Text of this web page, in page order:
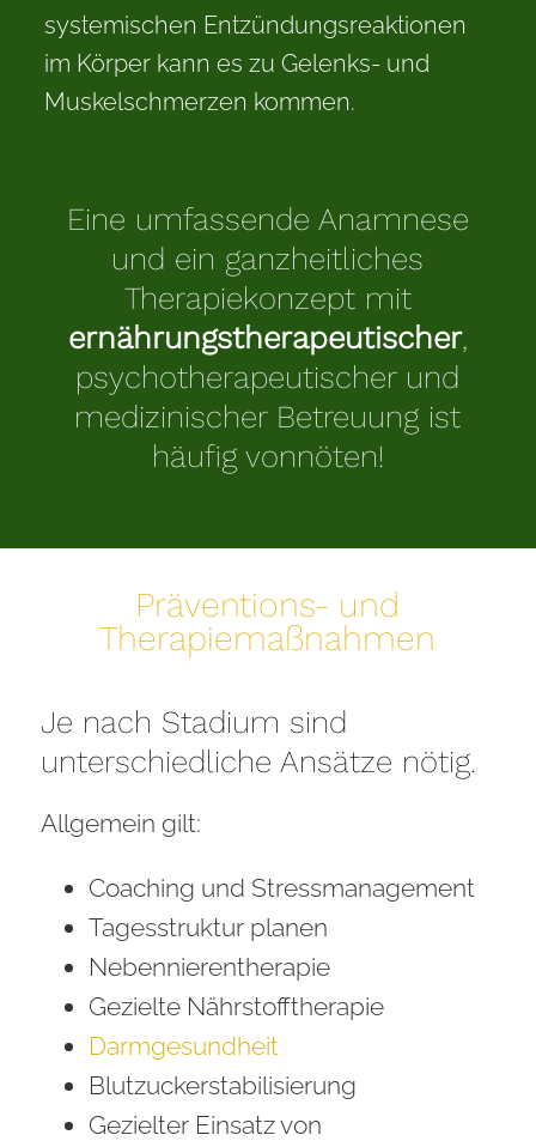
systemischen Entzündungsreaktionen
im Körper kann es zu Gelenks- und
Muskelschmerzen kommen.
Eine umfassende Anamnese
und ein ganzheitliches
Therapiekonzept mit
ernährungstherapeutischer,
psychotherapeutischer und
medizinischer Betreuung ist
häufig vonnöten!
Präventions- und
Therapiemaßnahmen
Je nach Stadium sind
unterschiedliche Ansätze nötig.
Allgemein gilt:
Coaching und Stressmanagement
Tagesstruktur planen
Nebennierentherapie
Gezielte Nährstofftherapie
Darmgesundheit
Blutzuckerstabilisierung
Gezielter Einsatz von